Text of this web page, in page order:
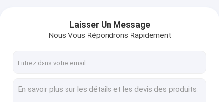
peinture en aérosol de marquage
stylo de marqueur
Laisser Un Message
Nous Vous Répondrons Rapidement